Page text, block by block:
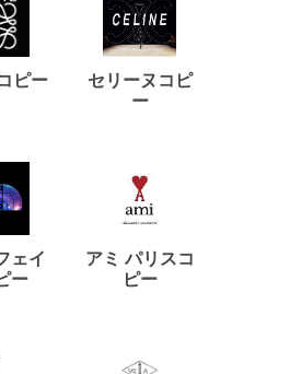
ピー
セリーヌコピ
ー
ェイ
ー
アミ パリスコ
ピー